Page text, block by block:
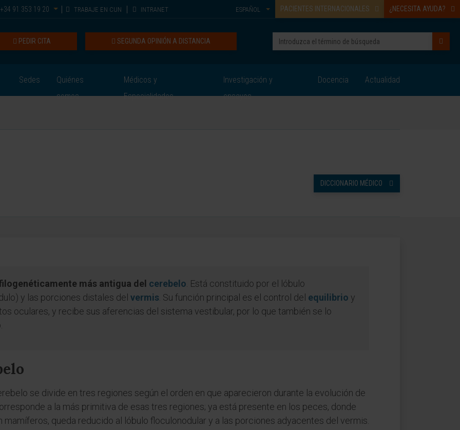
+34 91 353 19 20 TRABAJE EN CUN INTRANET PACIENTES INTERNACIONALES ¿NECESITA AYUDA?
ESPAÑOL
SEGUNDA OPINIÓN A DISTANCIA
PEDIR CITA
Sedes
Quiénes
somos
Médicos y
Especialidades
Investigación y
ensayos
Docencia Actualidad
DICCIONARIO MÉDICO
más antigua del cerebelo . Está constituido por el lóbulo
y las porciones distales del vermis . Su función principal es el control del equilibrio y
oculares, y recibe sus aferencias del sistema vestibular, por lo que también se lo
se divide en tres regiones según el orden en que aparecieron durante la evolución de
a la más primitiva de esas tres regiones; ya está presente en los peces, donde
queda reducido al lóbulo floculonodular y a las porciones adyacentes del vermis.